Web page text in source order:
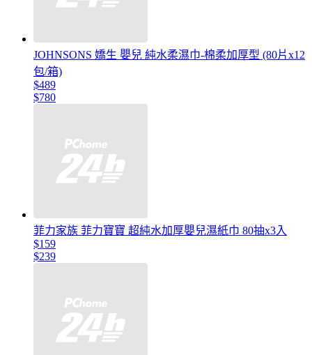
JOHNSONS 嬌生 嬰兒 純水柔濕巾-棉柔加厚型 (80片x12
包/箱)
$489
$780
菲力家族 菲力寶寶 超純水加厚嬰兒濕紙巾 80抽x3入
$159
$239